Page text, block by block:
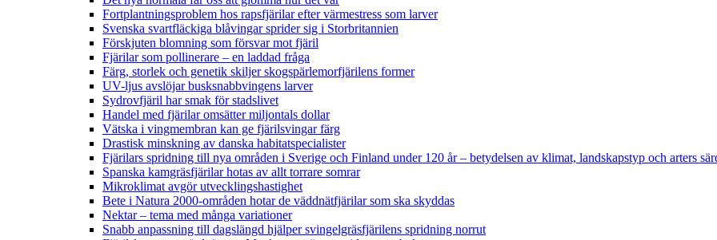
Fortplantningsproblem hos rapsfjärilar efter värmestress som larver
Svenska svartfläckiga blåvingar sprider sig i Storbritannien
Förskjuten blomning som försvar mot fjäril
Fjärilar som pollinerare – en laddad fråga
Färg, storlek och genetik skiljer skogspärlemorfjärilens former
UV-ljus avslöjar busksnabbvingens larver
Sydrovfjäril har smak för stadslivet
Handel med fjärilar omsätter miljontals dollar
Vätska i vingmembran kan ge fjärilsvingar färg
Drastisk minskning av danska habitatspecialister
Fjärilars spridning till nya områden i Sverige och Finland under 120 år– betydelsen av klimat, landskapstyp och arters
Spanska kamgräsfjärilar hotas av allt torrare somrar
Mikroklimat avgör utvecklingshastighet
Bete i Natura 2000-områden hotar de väddnätfjärilar som ska skyddas
Nektar – tema med många variationer
Snabb anpassning till dagslängd hjälper svingelgräsfjärilens spridning norrut